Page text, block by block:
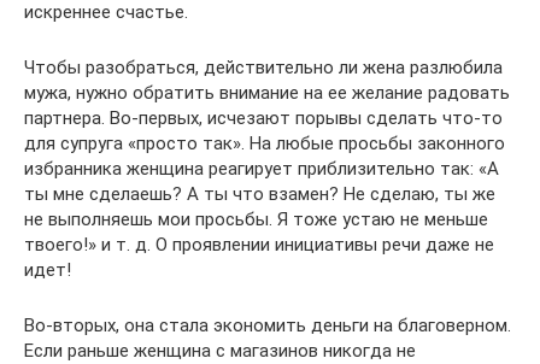
искреннее счастье.
Чтобы разобраться, действительно ли жена разлюбила
мужа, нужно обратить внимание на ее желание радовать
партнера. Во-первых, исчезают порывы сделать что-то
для супруга «просто так». На любые просьбы законного
избранника женщина реагирует приблизительно так: «А
ты мне сделаешь? А ты что взамен? Не сделаю, ты же
не выполняешь мои просьбы. Я тоже устаю не меньше
твоего!» и т. д. О проявлении инициативы речи даже не
идет!
Во-вторых, она стала экономить деньги на благоверном.
Если раньше женщина с магазинов никогда не